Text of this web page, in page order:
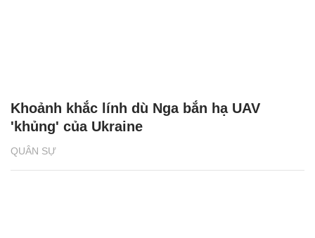
QUÂN SỰ
Khoảnh khắc lính dù Nga bắn hạ UAV
'khủng' của Ukraine